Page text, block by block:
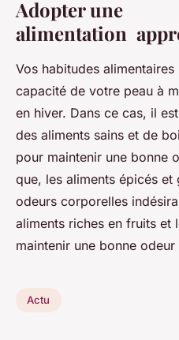
Adopter une
alimentation
Vos habitudes
capacité de votre peau à
en hiver. Dans ce cas, il
des aliments sains et de
pour maintenir une bonne
que, les aliments épicés et
odeurs corporelles
aliments riches en fruits et
maintenir une bonne
Actu